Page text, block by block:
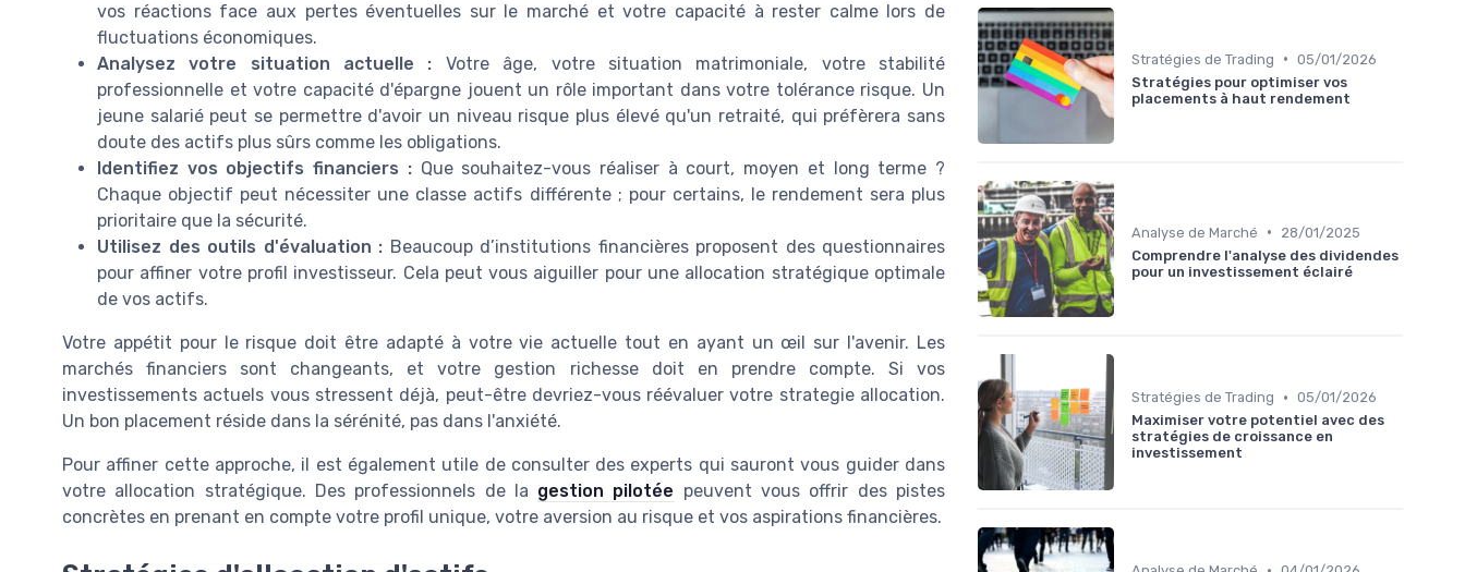
vos réactions face aux pertes éventuelles sur le marché et votre capacité à rester calme lors de
fluctuations économiques.
Analysez votre situation actuelle : Votre âge, votre situation matrimoniale, votre stabilité
professionnelle et votre capacité d'épargne jouent un rôle important dans votre tolérance risque. Un
jeune salarié peut se permettre d'avoir un niveau risque plus élevé qu'un retraité, qui préfèrera sans
doute des actifs plus sûrs comme les obligations.
Identifiez vos objectifs financiers :Que souhaitez-vous réaliser à court, moyen et long terme ?
Chaque objectif peut nécessiter une classe actifs différente ; pour certains, le rendement sera plus
prioritaire que la sécurité.
Utilisez des outils d'évaluation : Beaucoup d’institutions financières proposent des questionnaires
pour affiner votre profil investisseur. Cela peut vous aiguiller pour une allocation stratégique optimale
de vos actifs.
Votre appétit pour le risque doit être adapté à votre vie actuelle tout en ayant un œil sur l'avenir. Les
marchés financiers sont changeants, et votre gestion richesse doit en prendre compte. Si vos
investissements actuels vous stressent déjà, peut-être devriez-vous réévaluer votre strategie allocation.
Un bon placement réside dans la sérénité, pas dans l'anxiété.
Pour affiner cette approche, il est également utile de consulter des experts qui sauront vous guider dans
votre allocation stratégique. Des professionnels de la gestion pilotée peuvent vous offrir des pistes
concrètes en prenant en compte votre profil unique, votre aversion au risque et vos aspirations financières.
Stratégies de Trading • 05/01/2026
Stratégies pour optimiser vos
placements à haut rendement
Analyse de Marché •
28/01/2025
Comprendre l'analyse des dividendes
pour un investissement éclairé
Stratégies de Trading • 05/01/2026
Maximiser votre potentiel avec des
stratégies de croissance en
investissement